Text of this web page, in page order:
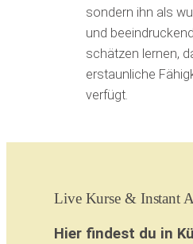
sondern ihn als
und
schätzen lernen,
erstaunliche
verfügt.
Live Kurse & Instant
Hier findest du in